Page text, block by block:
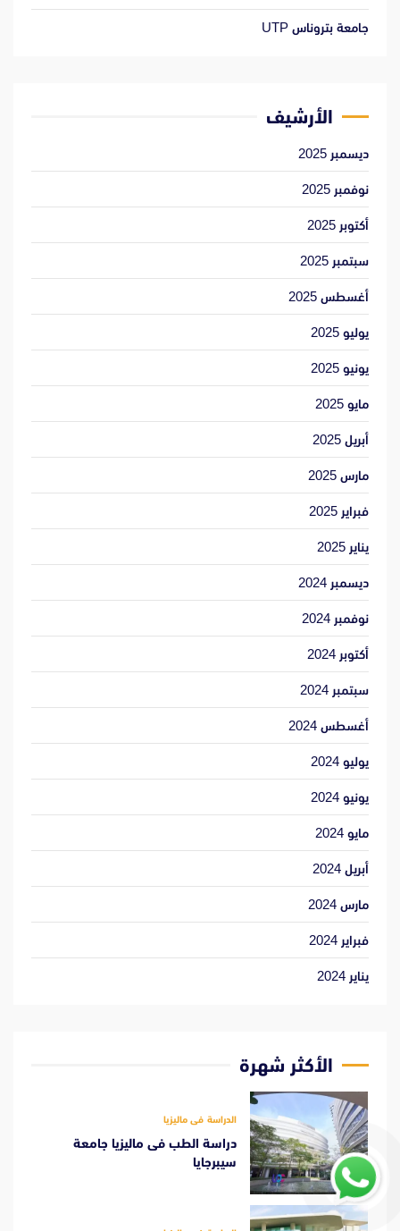
جامعة بتروناس UTP
الأرشيف
ديسمبر 2025
نوفمبر 2025
أكتوبر 2025
سبتمبر 2025
أغسطس 2025
يوليو 2025
يونيو 2025
مايو 2025
أبريل 2025
مارس 2025
فبراير 2025
يناير 2025
ديسمبر 2024
نوفمبر 2024
أكتوبر 2024
سبتمبر 2024
أغسطس 2024
يوليو 2024
يونيو 2024
مايو 2024
أبريل 2024
مارس 2024
فبراير 2024
يناير 2024
الأكثر شهرة
1
الدراسة فى ماليزيا
دراسة الطب فى ماليزيا جامعة
سيبرجايا